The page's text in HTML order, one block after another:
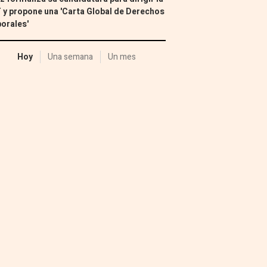
y propone una 'Carta Global de Derechos
Hoy Una semana Un mes